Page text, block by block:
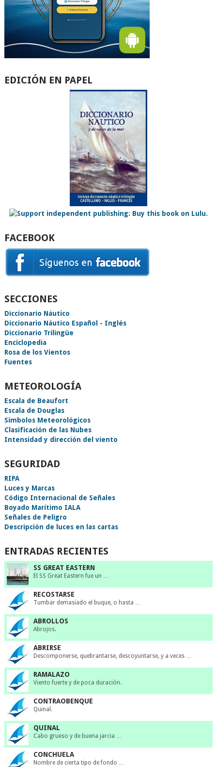
EDICIÓN EN PAPEL
FACEBOOK
SECCIONES
Diccionario Náutico
Diccionario Náutico Español - Inglés
Diccionario Trilingüe
Enciclopedia
Rosa de los Vientos
Fuentes
METEOROLOGÍA
Escala de Beaufort
Escala de Douglas
Símbolos Meteorológicos
Clasificación de las Nubes
Intensidad y dirección del viento
SEGURIDAD
RIPA
Luces y Marcas
Código Internacional de Señales
Boyado Marítimo IALA
Señales de Peligro
Descripción de luces en las cartas
ENTRADAS RECIENTES
SS GREAT EASTERN
El SS Great Eastern fue un …
RECOSTARSE
Tumbar demasiado el buque, o hasta …
ABROLLOS
Abrojos.
ABRIRSE
Descomponerse, quebrantarse, descoyuntarse, y a veces …
RAMALAZO
Viento fuerte y de poca duración.
CONTRAOBENQUE
Quinal.
QUINAL
Cabo grueso y de buena jarcia …
CONCHUELA
Nombre de cierta tipo de fondo …